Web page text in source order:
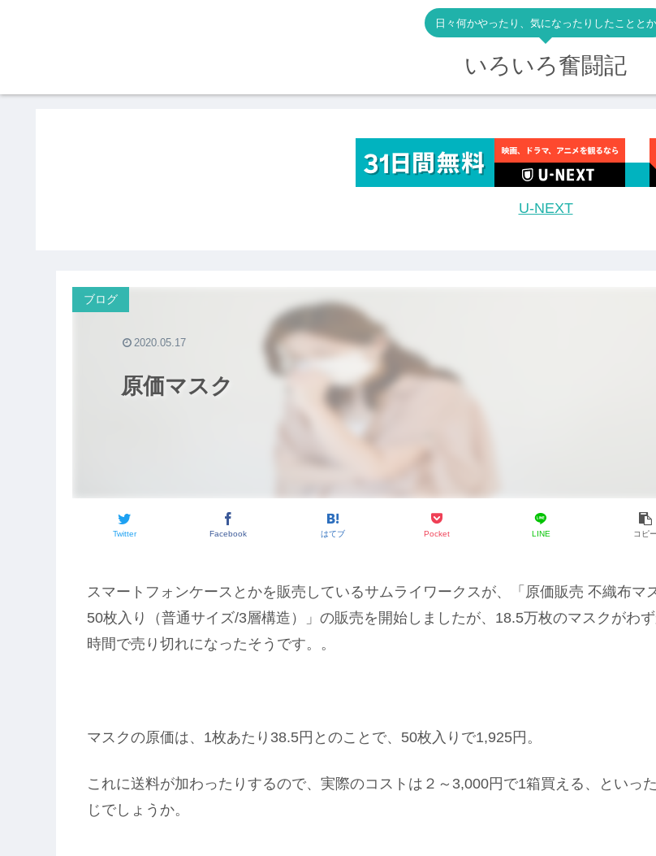
日々何かやったり、気になったりしたこととか
いろいろ奮闘記
U-NEXT
原価マスク
ブログ
Twitter Facebook はてブ Pocket LINE コピー
2020.05.17
スマートフォンケースとかを販売しているサムライワークスが、「原価販売 不織布マ
50枚入り（普通サイズ/3層構造）」の販売を開始しましたが、18.5万枚のマスクがわ
時間で売り切れになったそうです。。
マスクの原価は、1枚あたり38.5円とのことで、50枚入りで1,925円。
これに送料が加わったりするので、実際のコストは２～3,000円で1箱買える、といっ
じでしょうか。